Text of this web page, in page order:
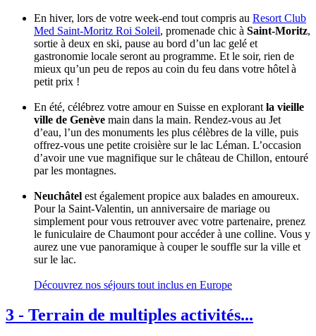
En hiver, lors de votre week-end tout compris au Resort Club
Med Saint-Moritz Roi Soleil, promenade chic à Saint-Moritz,
sortie à deux en ski, pause au bord d’un lac gelé et
gastronomie locale seront au programme. Et le soir, rien de
mieux qu’un peu de repos au coin du feu dans votre hôtel à
petit prix !
En été, célébrez votre amour en Suisse en explorant la vieille
ville de Genève main dans la main. Rendez-vous au Jet
d’eau, l’un des monuments les plus célèbres de la ville, puis
offrez-vous une petite croisière sur le lac Léman. L’occasion
d’avoir une vue magnifique sur le château de Chillon, entouré
par les montagnes.
Neuchâtel est également propice aux balades en amoureux.
Pour la Saint-Valentin, un anniversaire de mariage ou
simplement pour vous retrouver avec votre partenaire, prenez
le funiculaire de Chaumont pour accéder à une colline. Vous y
aurez une vue panoramique à couper le souffle sur la ville et
sur le lac.
Découvrez nos séjours tout inclus en Europe
3 - Terrain de multiples activités...